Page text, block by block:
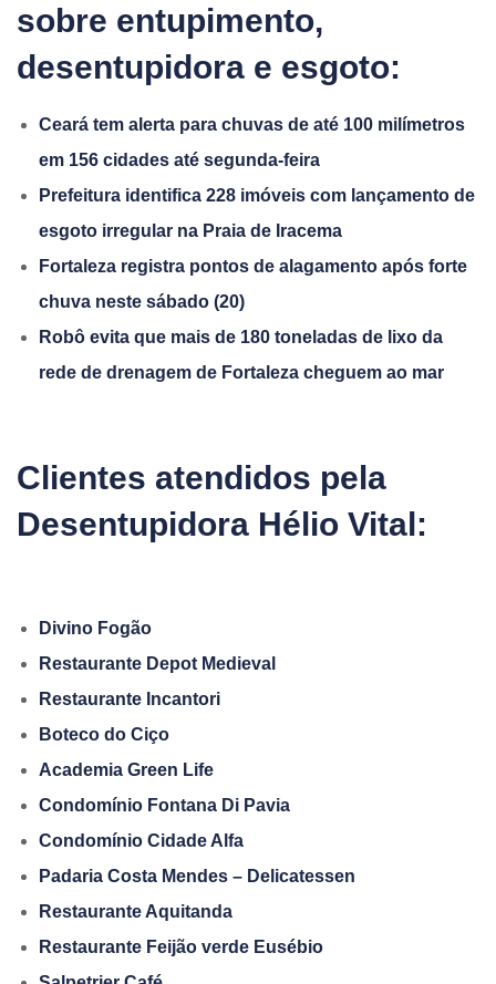
sobre entupimento,
desentupidora e esgoto:
Ceará tem alerta para chuvas de até 100 milímetros
em 156 cidades até segunda-feira
Prefeitura identifica 228 imóveis com lançamento de
esgoto irregular na Praia de Iracema
Fortaleza registra pontos de alagamento após forte
chuva neste sábado (20)
Robô evita que mais de 180 toneladas de lixo da
rede de drenagem de Fortaleza cheguem ao mar
Clientes atendidos pela
Desentupidora Hélio Vital:
Divino Fogão
Restaurante Depot Medieval
Restaurante Incantori
Boteco do Ciço
Academia Green Life
Condomínio Fontana Di Pavia
Condomínio Cidade Alfa
Padaria Costa Mendes – Delicatessen
Restaurante Aquitanda
Restaurante Feijão verde Eusébio